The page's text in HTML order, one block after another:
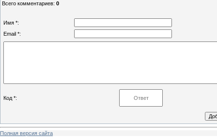
Всего комментариев: 0
Имя *:
Email *:
Код *:
Полная версия сайта